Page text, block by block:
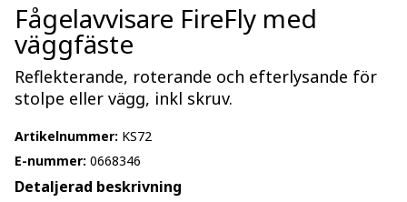
Fågelavvisare FireFly med
väggfäste
Reflekterande, roterande och efterlysande för
stolpe eller vägg, inkl skruv.
Artikelnummer: KS72
E-nummer: 0668346
Detaljerad beskrivning